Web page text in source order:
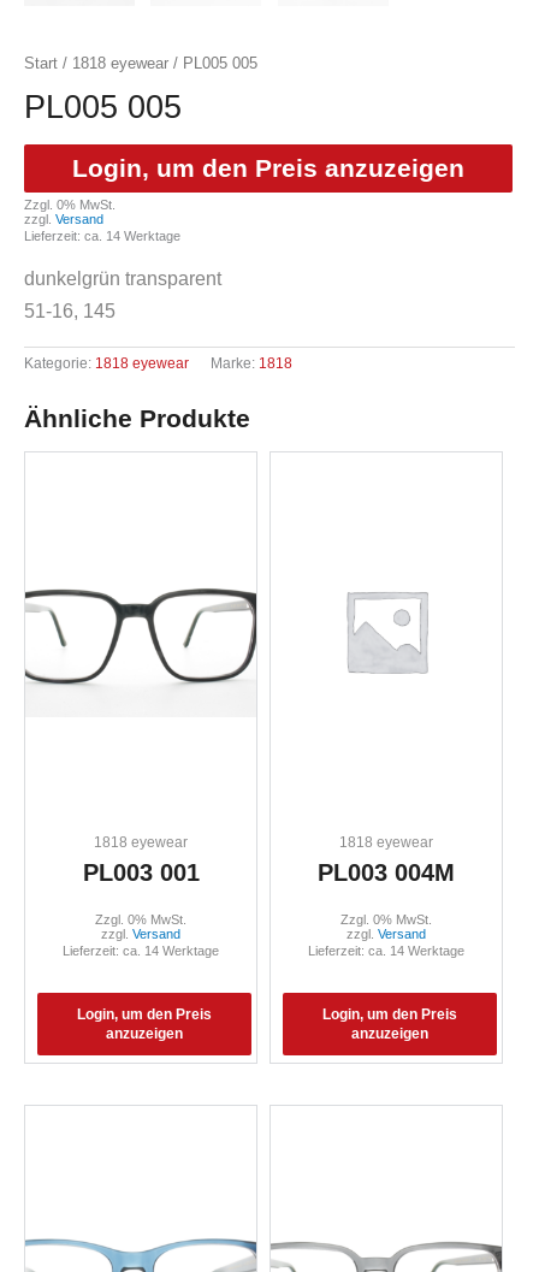
Start / 1818 eyewear / PL005 005
PL005 005
Login, um den Preis anzuzeigen
Zzgl. 0% MwSt.
zzgl. Versand
Lieferzeit: ca. 14 Werktage
dunkelgrün transparent
51-16, 145
Kategorie: 1818 eyewear Marke: 1818
Ähnliche Produkte
1818 eyewear
PL003 001
Login, um den Preis
anzuzeigen
Zzgl. 0% MwSt.
zzgl. Versand
Lieferzeit: ca. 14 Werktage
1818 eyewear
PL003 004M
Login, um den Preis
anzuzeigen
Zzgl. 0% MwSt.
zzgl. Versand
Lieferzeit: ca. 14 Werktage